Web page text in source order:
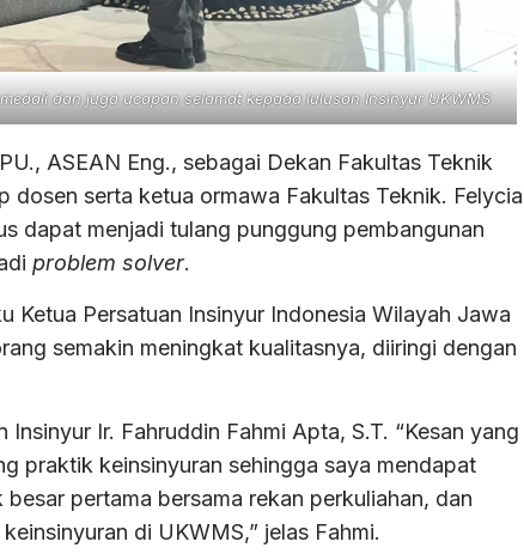
dan juga ucapan selamat kepada lulusan Insinyur UKWMS
ASEAN Eng., sebagai Dekan Fakultas Teknik
dosen serta ketua ormawa Fakultas Teknik. Felycia
dapat menjadi tulang punggung pembangunan
problem solver.
Ketua Persatuan Insinyur Indonesia Wilayah Jawa
semakin meningkat kualitasnya, diiringi dengan
Ir. Fahruddin Fahmi Apta, S.T. “Kesan yang
praktik keinsinyuran sehingga saya mendapat
pertama bersama rekan perkuliahan, dan
di UKWMS,” jelas Fahmi.